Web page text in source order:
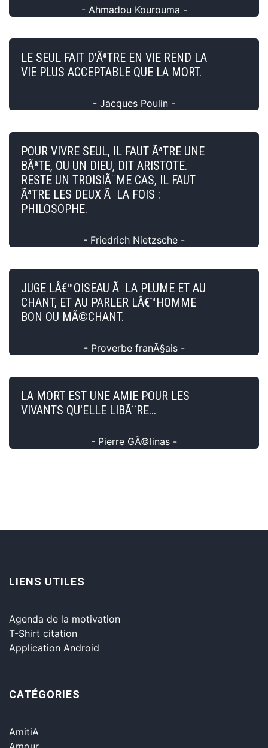
- Ahmadou Kourouma -
LE SEUL FAIT D'ÃªTRE EN VIE REND LA
VIE PLUS ACCEPTABLE QUE LA MORT.
- Jacques Poulin -
POUR VIVRE SEUL, IL FAUT ÃªTRE UNE
BÃªTE, OU UN DIEU, DIT ARISTOTE.
RESTE UN TROISIÃ¨ME CAS, IL FAUT
ÃªTRE LES DEUX Ã LA FOIS :
PHILOSOPHE.
- Friedrich Nietzsche -
JUGE LÂ€™OISEAU Ã LA PLUME ET AU
CHANT, ET AU PARLER LÂ€™HOMME
BON OU MÃ©CHANT.
- Proverbe franÃ§ais -
LA MORT EST UNE AMIE POUR LES
VIVANTS QU'ELLE LIBÃ¨RE...
- Pierre GÃ©linas -
LIENS UTILES
Agenda de la motivation
T-Shirt citation
Application Android
CATÉGORIES
AmitiA